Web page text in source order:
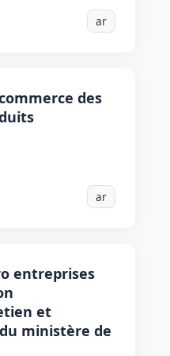
ar
des
ar
entreprises
et
ministère de